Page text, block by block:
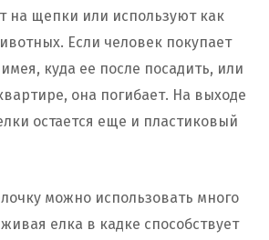
на щепки или используют как
Если человек покупает
куда ее после посадить, или
она погибает. На выходе
остается еще и пластиковый
можно использовать много
елка в кадке способствует